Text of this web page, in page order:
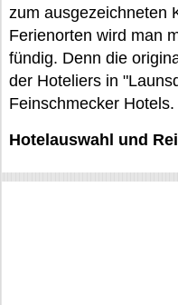
zum ausgezeichneten
Ferienorten wird man
fündig. Denn die
der Hoteliers in
Feinschmecker Hotels.
Hotelauswahl und